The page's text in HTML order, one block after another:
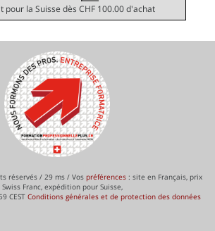
pour la Suisse dès CHF 100.00 d'achat
réservés / 29 ms / Vos préférences : site en Français, prix
Swiss Franc, expédition pour Suisse,
CEST Conditions générales et de protection des données